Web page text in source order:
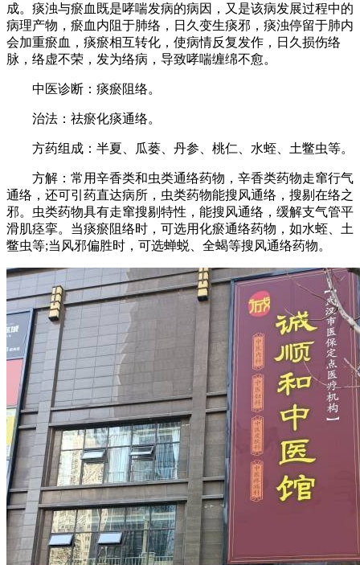
成。痰浊与瘀血既是哮喘发病的病因，又是该病发展过程中的
病理产物，瘀血内阻于肺络，日久变生痰邪，痰浊停留于肺内
会加重瘀血，痰瘀相互转化，使病情反复发作，日久损伤络
脉，络虚不荣，发为络病，导致哮喘缠绵不愈。
中医诊断：痰瘀阻络。
治法：祛瘀化痰通络。
方药组成：半夏、瓜蒌、丹参、桃仁、水蛭、土鳖虫等。
方解：常用辛香类和虫类通络药物，辛香类药物走窜行气
通络，还可引药直达病所，虫类药物能搜风通络，搜剔在络之
邪。虫类药物具有走窜搜剔特性，能搜风通络，缓解支气管平
滑肌痉挛。当痰瘀阻络时，可选用化瘀通络药物，如水蛭、土
鳖虫等;当风邪偏胜时，可选蝉蜕、全蝎等搜风通络药物。